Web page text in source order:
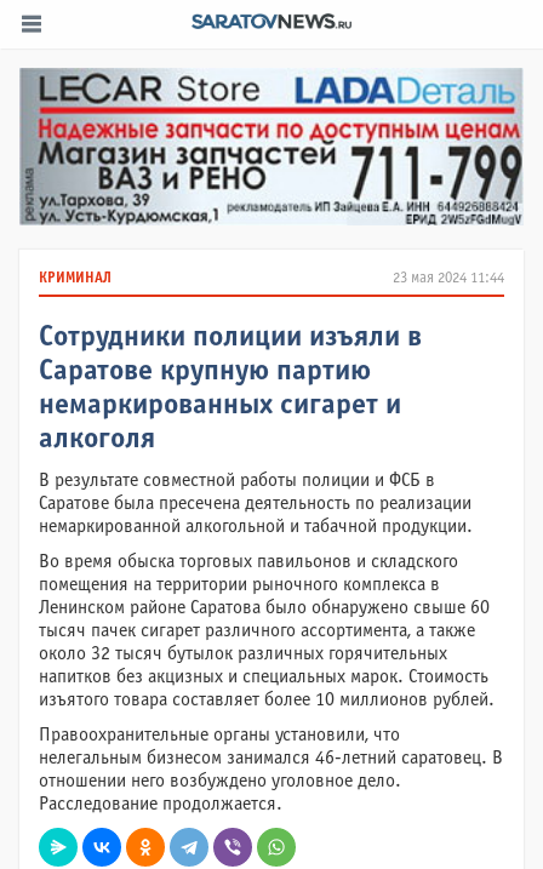
23 мая 2024 11:44
КРИМИНАЛ
Сотрудники полиции изъяли в
Саратове крупную партию
немаркированных сигарет и
алкоголя
В результате совместной работы полиции и ФСБ в
Саратове была пресечена деятельность по реализации
немаркированной алкогольной и табачной продукции.
Во время обыска торговых павильонов и складского
помещения на территории рыночного комплекса в
Ленинском районе Саратова было обнаружено свыше 60
тысяч пачек сигарет различного ассортимента, а также
около 32 тысяч бутылок различных горячительных
напитков без акцизных и специальных марок. Стоимость
изъятого товара составляет более 10 миллионов рублей.
Правоохранительные органы установили, что
нелегальным бизнесом занимался 46-летний саратовец. В
отношении него возбуждено уголовное дело.
Расследование продолжается.